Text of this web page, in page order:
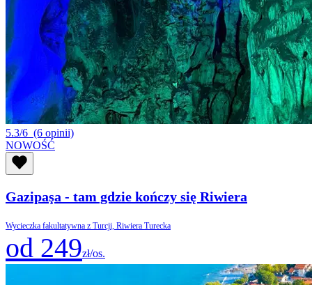
5.3/6 (6 opinii)
NOWOŚĆ
Gazipaşa - tam gdzie kończy się Riwiera
Wycieczka fakultatywna z Turcji, Riwiera Turecka
od 249zł/os.